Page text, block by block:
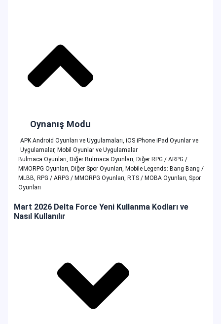
Oynanış Modu
APK Android Oyunları ve Uygulamaları iOS iPhone iPad Oyunlar ve
Uygulamalar, Mobil Oyunlar ve Uygulamalar
Bulmaca Oyunları ,Diğer Bulmaca Oyunları ,Diğer RPG / ARPG /
MMORPG Oyunları ,Diğer Spor Oyunları ,Mobile Legends: Bang Bang /
MLBB ,RPG / ARPG / MMORPG Oyunları ,RTS / MOBA Oyunları Spor
Oyunları
Mart 2026 Delta Force Yeni Kullanma Kodları ve
Nasıl Kullanılır